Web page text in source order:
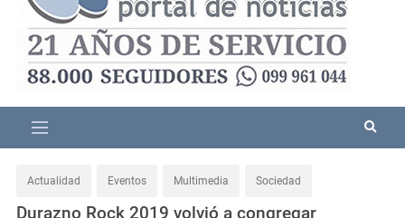
Actualidad Eventos Multimedia Sociedad
Durazno Rock 2019 volvió a congregar